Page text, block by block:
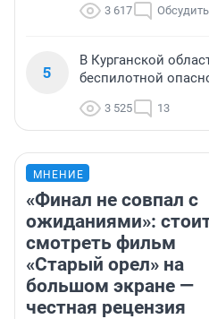
3 617 Обсудить
5
В Курганской
беспилотной
3 525 13
МНЕНИЕ
«Финал не совпал с
ожиданиями»:
смотреть фильм
«Старый орел» на
большом экране —
честная рецензия